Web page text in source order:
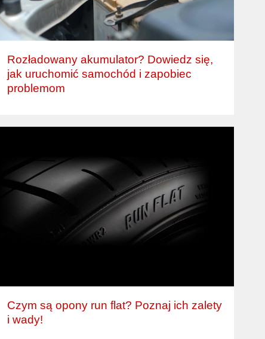
Rozładowany akumulator? Dowiedz się,
jak uruchomić samochód i zapobiec
problemom
Czym są opony run flat? Poznaj ich zalety
i wady!